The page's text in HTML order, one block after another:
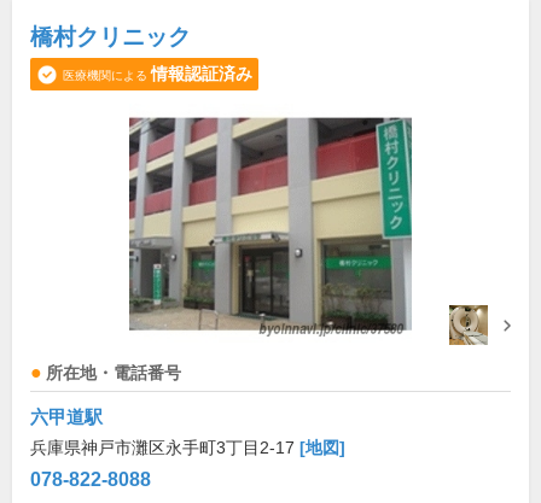
橋村クリニック
医療機関による 情報認証済み
所在地・電話番号
六甲道駅
兵庫県神戸市灘区永手町3丁目2-17 [地図]
078-822-8088